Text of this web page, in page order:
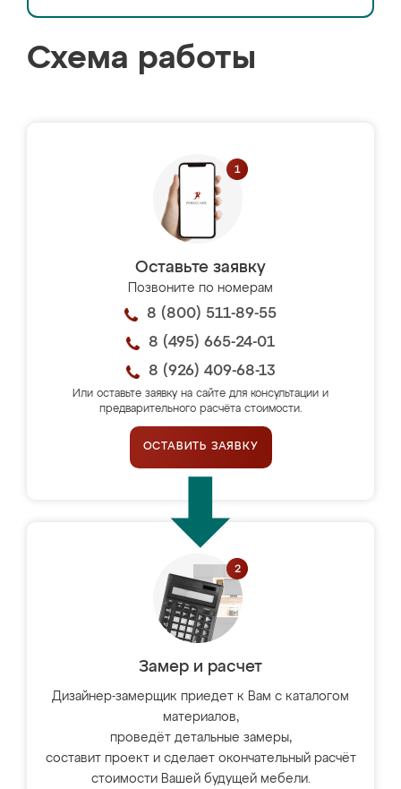
Схема работы
Оставьте заявку
Позвоните по номерам
8 (800) 511-89-55
8 (495) 665-24-01
8 (926) 409-68-13
Или оставьте заявку на сайте для консультации и
предварительного расчёта стоимости.
ОСТАВИТЬ ЗАЯВКУ
Замер и расчет
Дизайнер-замерщик приедет к Вам с каталогом
материалов,
проведёт детальные замеры,
составит проект и сделает окончательный расчёт
стоимости Вашей будущей мебели.